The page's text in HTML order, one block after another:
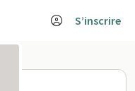
S’inscrire